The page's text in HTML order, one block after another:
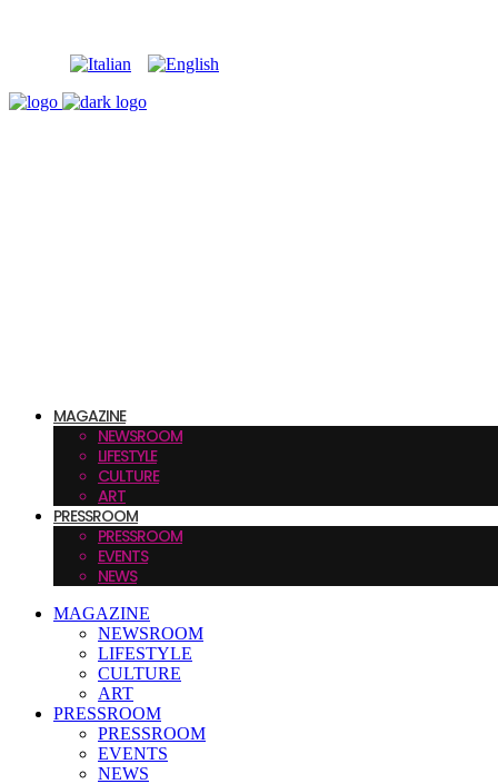
MAGAZINE
NEWSROOM
LIFESTYLE
CULTURE
ART
PRESSROOM
PRESSROOM
EVENTS
NEWS
MAGAZINE
NEWSROOM
LIFESTYLE
CULTURE
ART
PRESSROOM
PRESSROOM
EVENTS
NEWS